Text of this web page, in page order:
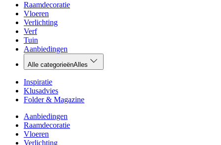
Raamdecoratie
Vloeren
Verlichting
Verf
Tuin
Aanbiedingen
Alle categorieënAlles
Inspiratie
Klusadvies
Folder & Magazine
Aanbiedingen
Raamdecoratie
Vloeren
Verlichting